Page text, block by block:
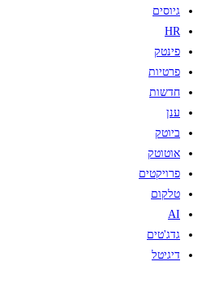
גיוסים
HR
פינטק
פרטיות
חדשות
ענן
ביוטק
אוטוטק
פרויקטים
טלקום
AI
גדג'טים
דיגיטל